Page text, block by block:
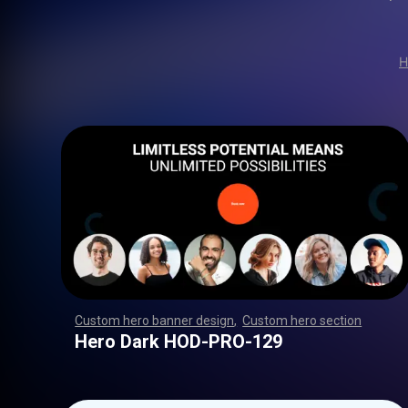
Custom hero banner design ,Custom hero section
,,,,,,,,,,,,,,,,,,,,,,,,,,,,,, ,,,,,,,,,,,,,,,,,,,,,,,
,,,,,,,,,,,,,,,,,,,,,,,,,,,,,, ,,,,,,,,,,,,,,,,,,,,,,,
,,
Hero Dark HOD-PRO-129